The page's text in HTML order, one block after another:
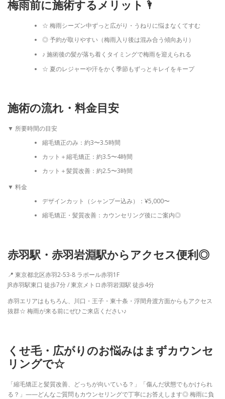
梅雨前に施術するメリット🌂
☆ 梅雨シーズン中ずっと広がり・うねりに悩まなくてすむ
◎ 予約が取りやすい（梅雨入り後は混み合う傾向あり）
♪ 施術後の髪が落ち着くタイミングで梅雨を迎えられる
☆ 夏のレジャーや汗をかく季節もずっとキレイをキープ
施術の流れ・料金目安
▼ 所要時間の目安
縮毛矯正のみ：約3〜3.5時間
カット＋縮毛矯正：約3.5〜4時間
カット＋髪質改善：約2.5〜3時間
▼ 料金
デザインカット（シャンプー込み）：¥5,000〜
縮毛矯正・髪質改善：カウンセリング後にご案内◎
赤羽駅・赤羽岩淵駅からアクセス便利◎
📍 東京都北区赤羽2-53-8 ラポール赤羽1F
JR赤羽駅東口 徒歩7分 / 東京メトロ赤羽岩淵駅 徒歩4分
赤羽エリアはもちろん、川口・王子・東十条・浮間舟渡方面からもアクセス
抜群☆ 梅雨が来る前にぜひご来店ください♪
くせ毛・広がりのお悩みはまずカウンセ
リングで☆
「縮毛矯正と髪質改善、どっちが向いている？」「傷んだ状態でもかけられ
る？」——どんなご質問もカウンセリングで丁寧にお答えします◎ 梅雨に負